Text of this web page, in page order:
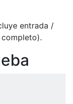
entrada /